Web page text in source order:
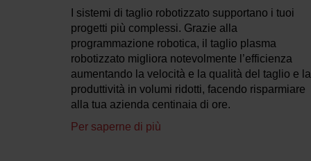
I sistemi di taglio robotizzato supportano i tuoi
progetti più complessi. Grazie alla
programmazione robotica, il taglio plasma
robotizzato migliora notevolmente l’efficienza
aumentando la velocità e la qualità del taglio e la
produttività in volumi ridotti, facendo risparmiare
alla tua azienda centinaia di ore.
Per saperne di più